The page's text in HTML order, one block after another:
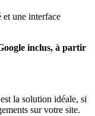
une interface
inclus, à partir
la solution idéale, si
sur votre site.